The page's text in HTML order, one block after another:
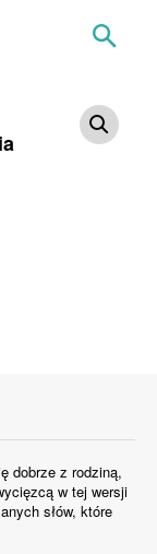
dobrze z rodziną,
w tej wersji
słów, które